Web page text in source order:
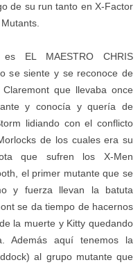
de su run tanto en X-Factor
EL MAESTRO CHRIS
se siente y se reconoce de
que llevaba once
y conocía y quería de
lidiando con el conflicto
de los cuales era su
que sufren los X-Men
el primer mutante que se
y fuerza llevan la batuta
se da tiempo de hacernos
la muerte y Kitty quedando
Además aquí tenemos la
al grupo mutante que